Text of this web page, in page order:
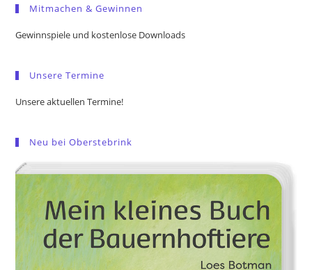
Mitmachen & Gewinnen
Gewinnspiele und kostenlose Downloads
Unsere Termine
Unsere aktuellen Termine!
Neu bei Oberstebrink